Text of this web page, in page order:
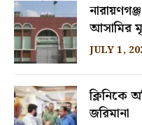
আসামির
JULY 1,
ক্লিনিকে
জরিমানা